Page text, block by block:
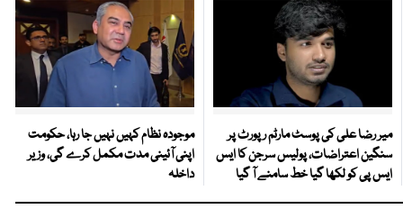
میر رضا علی کی پوسٹ مارٹم رپورٹ پر
سنگین اعتراضات، پولیس سرجن کا ایس
ایس پی کو لکھا گیا خط سامنے آ گیا
موجودہ نظام کہیں نہیں جا رہا، حکومت
اپنی آئینی مدت مکمل کرے گی، وزیر
داخلہ